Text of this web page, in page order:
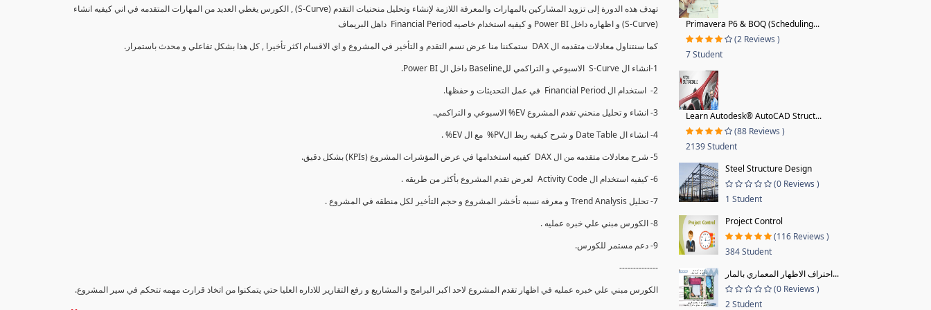
تهدف هذه الدورة إلى تزويد المشاركين بالمهارات والمعرفة اللازمة لإنشاء وتحليل منحنيات التقدم (S-Curve) , الكورس يغطي العديد من المهارات المتقدمه في اني كيفيه انشاء
(S-Curve) و اظهاره داخل Power BI و كيفيه استخدام خاصيه Financial Period داهل البريماف
كما سنتناول معادلات متقدمه ال DAX ستمكننا منا عرض نسم التقدم و التأخير في المشروع و اي الاقسام اكثر تأخيرا , كل هذا بشكل تفاعلي و محدث باستمرار.
1-انشاء ال S-Curve الاسبوعي و التراكمي للBaseline داخل ال Power BI.
2- استخدام ال Financial Period في عمل التحديثات و حفظها.
3- انشاء و تحليل منحني تقدم المشروع EV% الاسبوعي و التراكمي.
4- انشاء ال Date Table و شرح كيفيه ربط الPV% مع ال EV% .
5- شرح معادلات متقدمه من ال DAX كفييه استخدامها في عرض المؤشرات المشروع (KPIs) بشكل دقيق.
6- كيفيه استخدام ال Activity Code لعرض تقدم المشروع بأكثر من طريقه .
7- تحليل Trend Analysis و معرفه نسبه تأخشر المشروع و حجم التأخير لكل منطقه في المشروع .
8- الكورس مبني علي خبره عمليه .
9- دعم مستمر للكورس.
--------------
الكورس مبني علي خبره عمليه في اظهار تقدم المشروع لاحد اكبر البرامج و المشاريع و رفع التقارير للاداره العليا حتي يتمكنوا من اتخاذ قرارت مهمه تتحكم في سير المشروع.
Primavera P6 & BOQ (Scheduling...
(2 Reviews )
7 Student
Learn Autodesk® AutoCAD Struct...
(88 Reviews )
2139 Student
Steel Structure Design
(0 Reviews )
1 Student
Project Control
(116 Reviews )
384 Student
احتراف الاظهار المعماري بالمار...
(0 Reviews )
2 Student